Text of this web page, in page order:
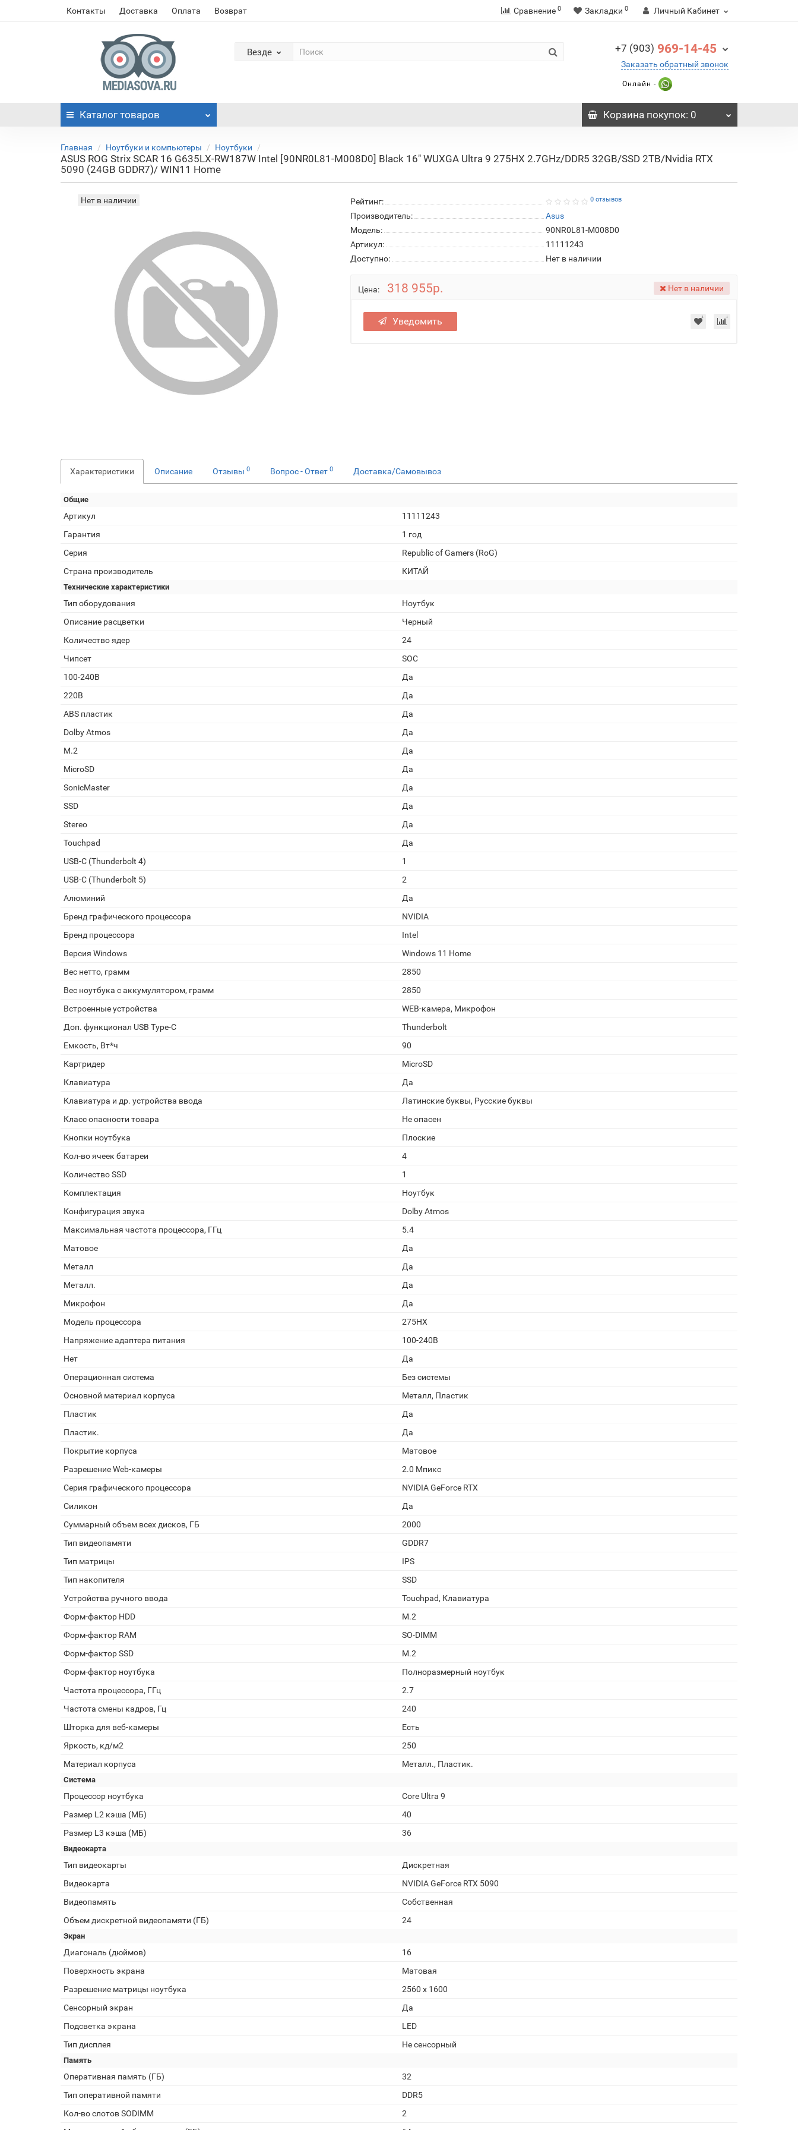
Контакты Доставка Оплата Возврат Сравнение 0 Закладки 0 Личный Кабинет
Везде +7 (903) 969-14-45
Заказать обратный звонок
Онлайн -
Каталог товаров Корзинапокупок: 0
Главная Ноутбуки и компьютеры Ноутбуки
ASUS ROG Strix SCAR 16 G635LX-RW187W Intel [90NR0L81-M008D0] Black 16" WUXGA Ultra 9 275HX 2.7GHz/DDR5 32GB/SSD 2TB/Nvidia RTX
5090 (24GB GDDR7)/ WIN11 Home
Нет в наличии Рейтинг: 0 отзывов
Производитель:
Asus
Модель:
90NR0L81-M008D0
Артикул:
11111243
Доступно:
Нет в наличии
Цена: 318 955р. Нет в наличии
Уведомить
Характеристики Описание Отзывы 0 Вопрос - Ответ 0 Доставка/Самовывоз
Общие
Артикул
11111243
Гарантия
1 год
Серия
Republic of Gamers (RoG)
Страна производитель
КИТАЙ
Технические характеристики
Тип оборудования
Ноутбук
Описание расцветки
Черный
Количество ядер
24
Чипсет
SOC
100-240В
Да
220В
Да
ABS пластик
Да
Dolby Atmos
Да
M.2
Да
MicroSD
Да
SonicMaster
Да
SSD
Да
Stereo
Да
Touchpad
Да
USB-C (Thunderbolt 4)
1
USB-C (Thunderbolt 5)
2
Алюминий
Да
Бренд графического процессора
NVIDIA
Бренд процессора
Intel
Версия Windows
Windows 11 Home
Вес нетто, грамм
2850
Вес ноутбука с аккумулятором, грамм
2850
Встроенные устройства
WEB-камера, Микрофон
Доп. функционал USB Type-C
Thunderbolt
Емкость, Вт*ч
90
Картридер
MicroSD
Клавиатура
Да
Клавиатура и др. устройства ввода
Латинские буквы, Русские буквы
Класс опасности товара
Не опасен
Кнопки ноутбука
Плоские
Кол-во ячеек батареи
4
Количество SSD
1
Комплектация
Ноутбук
Конфигурация звука
Dolby Atmos
Максимальная частота процессора, ГГц
5.4
Матовое
Да
Металл
Да
Металл.
Да
Микрофон
Да
Модель процессора
275HX
Напряжение адаптера питания
100-240В
Нет
Да
Операционная система
Без системы
Основной материал корпуса
Металл, Пластик
Пластик
Да
Пластик.
Да
Покрытие корпуса
Матовое
Разрешение Web-камеры
2.0 Мпикс
Серия графического процессора
NVIDIA GeForce RTX
Силикон
Да
Суммарный объем всех дисков, ГБ
2000
Тип видеопамяти
GDDR7
Тип матрицы
IPS
Тип накопителя
SSD
Устройства ручного ввода
Touchpad, Клавиатура
Форм-фактор HDD
M.2
Форм-фактор RAM
SO-DIMM
Форм-фактор SSD
M.2
Форм-фактор ноутбука
Полноразмерный ноутбук
Частота процессора, ГГц
2.7
Частота смены кадров, Гц
240
Шторка для веб-камеры
Есть
Яркость, кд/м2
250
Материал корпуса
Металл., Пластик.
Система
Процессор ноутбука
Core Ultra 9
Размер L2 кэша (МБ)
40
Размер L3 кэша (МБ)
36
Видеокарта
Тип видеокарты
Дискретная
Видеокарта
NVIDIA GeForce RTX 5090
Видеопамять
Собственная
Объем дискретной видеопамяти (ГБ)
24
Экран
Диагональ (дюймов)
16
Поверхность экрана
Матовая
Разрешение матрицы ноутбука
2560 x 1600
Сенсорный экран
Да
Подсветка экрана
LED
Тип дисплея
Не сенсорный
Память
Оперативная память (ГБ)
32
Тип оперативной памяти
DDR5
Кол-во слотов SODIMM
2